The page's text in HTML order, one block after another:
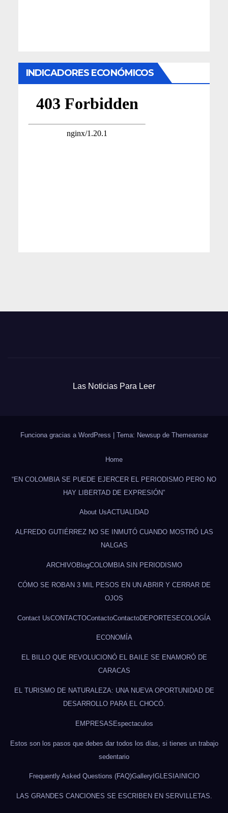
INDICADORES ECONÓMICOS
Las Noticias Para Leer
Funciona gracias a WordPress | Tema: Newsup de Themeansar
Home
“EN COLOMBIA SE PUEDE EJERCER EL PERIODISMO PERO NO
HAY LIBERTAD DE EXPRESIÓN”
About UsACTUALIDAD
ALFREDO GUTIÉRREZ NO SE INMUTÓ CUANDO MOSTRÓ LAS
NALGAS
ARCHIVOBlogCOLOMBIA SIN PERIODISMO
CÓMO SE ROBAN 3 MIL PESOS EN UN ABRIR Y CERRAR DE
OJOS
Contact UsCONTACTOContactoContactoDEPORTESECOLOGÍA
ECONOMÍA
EL BILLO QUE REVOLUCIONÓ EL BAILE SE ENAMORÓ DE
CARACAS
EL TURISMO DE NATURALEZA: UNA NUEVA OPORTUNIDAD DE
DESARROLLO PARA EL CHOCÓ.
EMPRESASEspectaculos
Estos son los pasos que debes dar todos los días, si tienes un trabajo
sedentario
Frequently Asked Questions (FAQ)GalleryIGLESIAINICIO
LAS GRANDES CANCIONES SE ESCRIBEN EN SERVILLETAS.